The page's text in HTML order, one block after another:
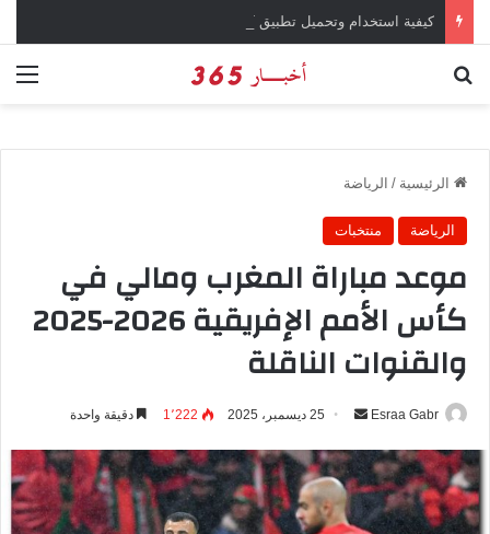
الرئيسية / الرياضة
الرياضة منتخبات
موعد مباراة المغرب ومالي في
كأس الأمم الإفريقية 2026-2025
والقنوات الناقلة
Esraa Gabr
س
ل
ب
25 ديسمبر، 2025 1٬222 دقيقة واحدة